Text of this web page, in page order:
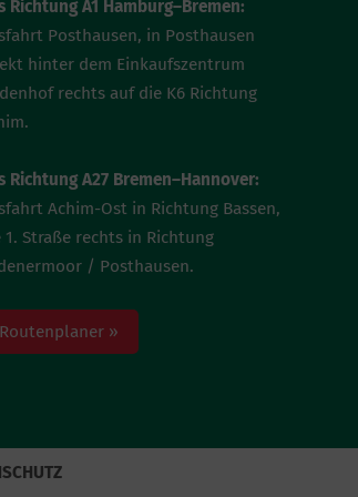
Richtung A1 Hamburg–Bremen:
Posthausen, in Posthausen
hinter dem Einkaufszentrum
rechts auf die K6 Richtung
Richtung A27 Bremen–Hannover:
Achim-Ost in Richtung Bassen,
1. Straße rechts in Richtung
/ Posthausen.
Routenplaner »